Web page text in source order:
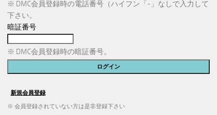
※ DMC会員登録時の電話番号（ハイフン「-」なしで入力して
下さい。
暗証番号
※ DMC会員登録時の暗証番号。
※ 会員登録されていない方は是非登録下さい